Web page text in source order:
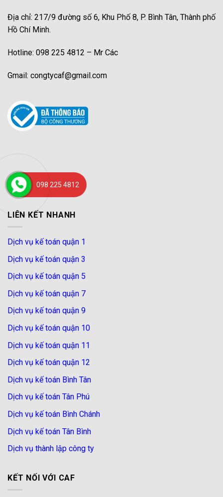
Địa chỉ: 217/9 đường số 6, Khu Phố 8, P. Bình Tân, Thành phố
Hồ Chí Minh.
Hotline: 098 225 4812 – Mr Các
Gmail: congtycaf@gmail.com
LIÊN KẾT NHANH
Dịch vụ kế toán quận 1
Dịch vụ kế toán quận 3
Dịch vụ kế toán quận 5
Dịch vụ kế toán quận 7
Dịch vụ kế toán quận 9
Dịch vụ kế toán quận 10
Dịch vụ kế toán quận 11
Dịch vụ kế toán quận 12
Dịch vụ kế toán Bình Tân
Dịch vụ kế toán Tân Phú
Dịch vụ kế toán Bình Chánh
Dịch vụ kế toán Tân Bình
Dịch vụ thành lập công ty
KẾT NỐI VỚI CAF
098 225 4812